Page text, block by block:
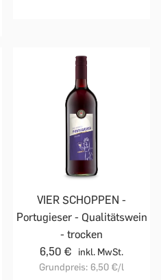
VIER SCHOPPEN -
Portugieser - Qualitätswein
- trocken
6,50 €
inkl. MwSt.
Grundpreis: 6,50 €/l